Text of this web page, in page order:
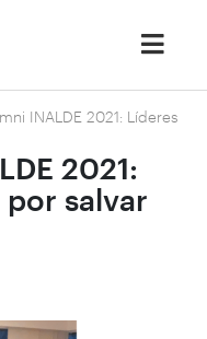
INALDE 2021: Líderes
2021:
salvar